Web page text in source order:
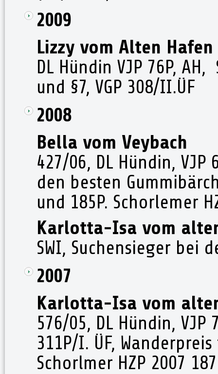
2009
Lizzy vom Alten Hafen
DL Hündin VJP 76P,
und §7, VGP 308/II.ÜF
2008
Bella vom Veybach
427/06, DL Hündin, VJP
den besten
und 185P. Schorlemer
Karlotta-Isa vom
SWI, Suchensieger bei
2007
Karlotta-Isa vom
576/05, DL Hündin, VJP
311P/I. ÜF,
Schorlmer HZP 2007